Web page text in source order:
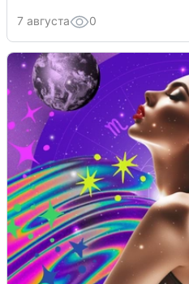
7 августа 0